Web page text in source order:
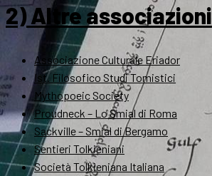
2) Altre associazioni
Associazione Culturale Eriador
Ist. Filosofico Studi Tomistici
Mythopoeic Society
Proudneck – Lo Smial di Roma
Sackville – Smial di Bergamo
Sentieri Tolkieniani
Società Tolkieniana Italiana